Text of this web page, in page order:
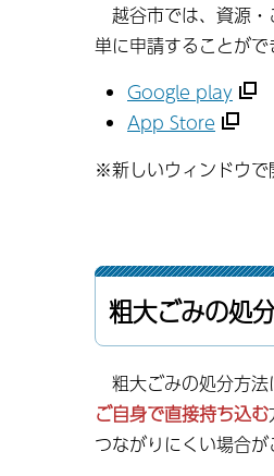
越谷市では、資源・
単に申請することがで
Google play
App Store
※新しいウィンドウで
粗大ごみの処
粗大ごみの処分方法
ご自身で直接持ち込む
つながりにくい場合が